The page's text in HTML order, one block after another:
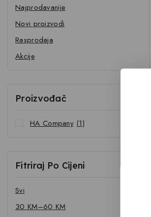
Najprodavanije
Novi proizvodi
Rasprodaja
Akcije
Proizvođač
HA Company (1)
Fitriraj Po Cijeni
Svi
30 KM–60 KM